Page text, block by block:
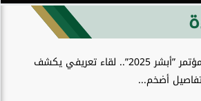
مؤتمر ”أبشر 2025”.. لقاء تعريفي يكشف
أضخم...